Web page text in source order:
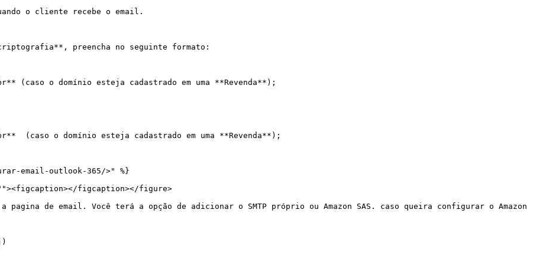
o cliente recebe o email.
preencha no seguinte formato:
(caso o domínio esteja cadastrado em uma **Revenda**);
(caso o domínio esteja cadastrado em uma **Revenda**);
email-outlook-365/>" %}
figcaption></figure>
de email. Você terá a opção de adicionar o SMTP próprio ou Amazon SAS. caso queira configurar o Amazon